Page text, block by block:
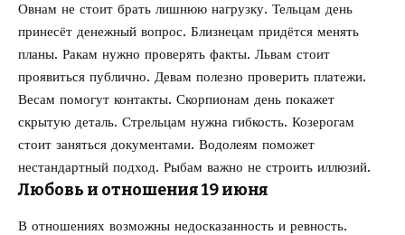
Овнам не стоит брать лишнюю нагрузку. Тельцам день
принесёт денежный вопрос. Близнецам придётся менять
планы. Ракам нужно проверять факты. Львам стоит
проявиться публично. Девам полезно проверить платежи.
Весам помогут контакты. Скорпионам день покажет
скрытую деталь. Стрельцам нужна гибкость. Козерогам
стоит заняться документами. Водолеям поможет
нестандартный подход. Рыбам важно не строить иллюзий.
Любовь и отношения 19 июня
В отношениях возможны недосказанность и ревность.